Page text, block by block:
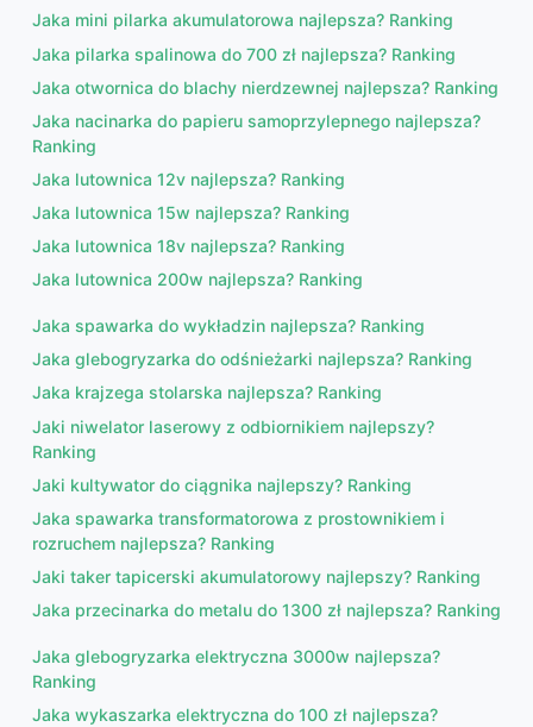
Jaka mini pilarka akumulatorowa najlepsza? Ranking
Jaka pilarka spalinowa do 700 zł najlepsza? Ranking
Jaka otwornica do blachy nierdzewnej najlepsza? Ranking
Jaka nacinarka do papieru samoprzylepnego najlepsza?
Ranking
Jaka lutownica 12v najlepsza? Ranking
Jaka lutownica 15w najlepsza? Ranking
Jaka lutownica 18v najlepsza? Ranking
Jaka lutownica 200w najlepsza? Ranking
Jaka spawarka do wykładzin najlepsza? Ranking
Jaka glebogryzarka do odśnieżarki najlepsza? Ranking
Jaka krajzega stolarska najlepsza? Ranking
Jaki niwelator laserowy z odbiornikiem najlepszy?
Ranking
Jaki kultywator do ciągnika najlepszy? Ranking
Jaka spawarka transformatorowa z prostownikiem i
rozruchem najlepsza? Ranking
Jaki taker tapicerski akumulatorowy najlepszy? Ranking
Jaka przecinarka do metalu do 1300 zł najlepsza? Ranking
Jaka glebogryzarka elektryczna 3000w najlepsza?
Ranking
Jaka wykaszarka elektryczna do 100 zł najlepsza?